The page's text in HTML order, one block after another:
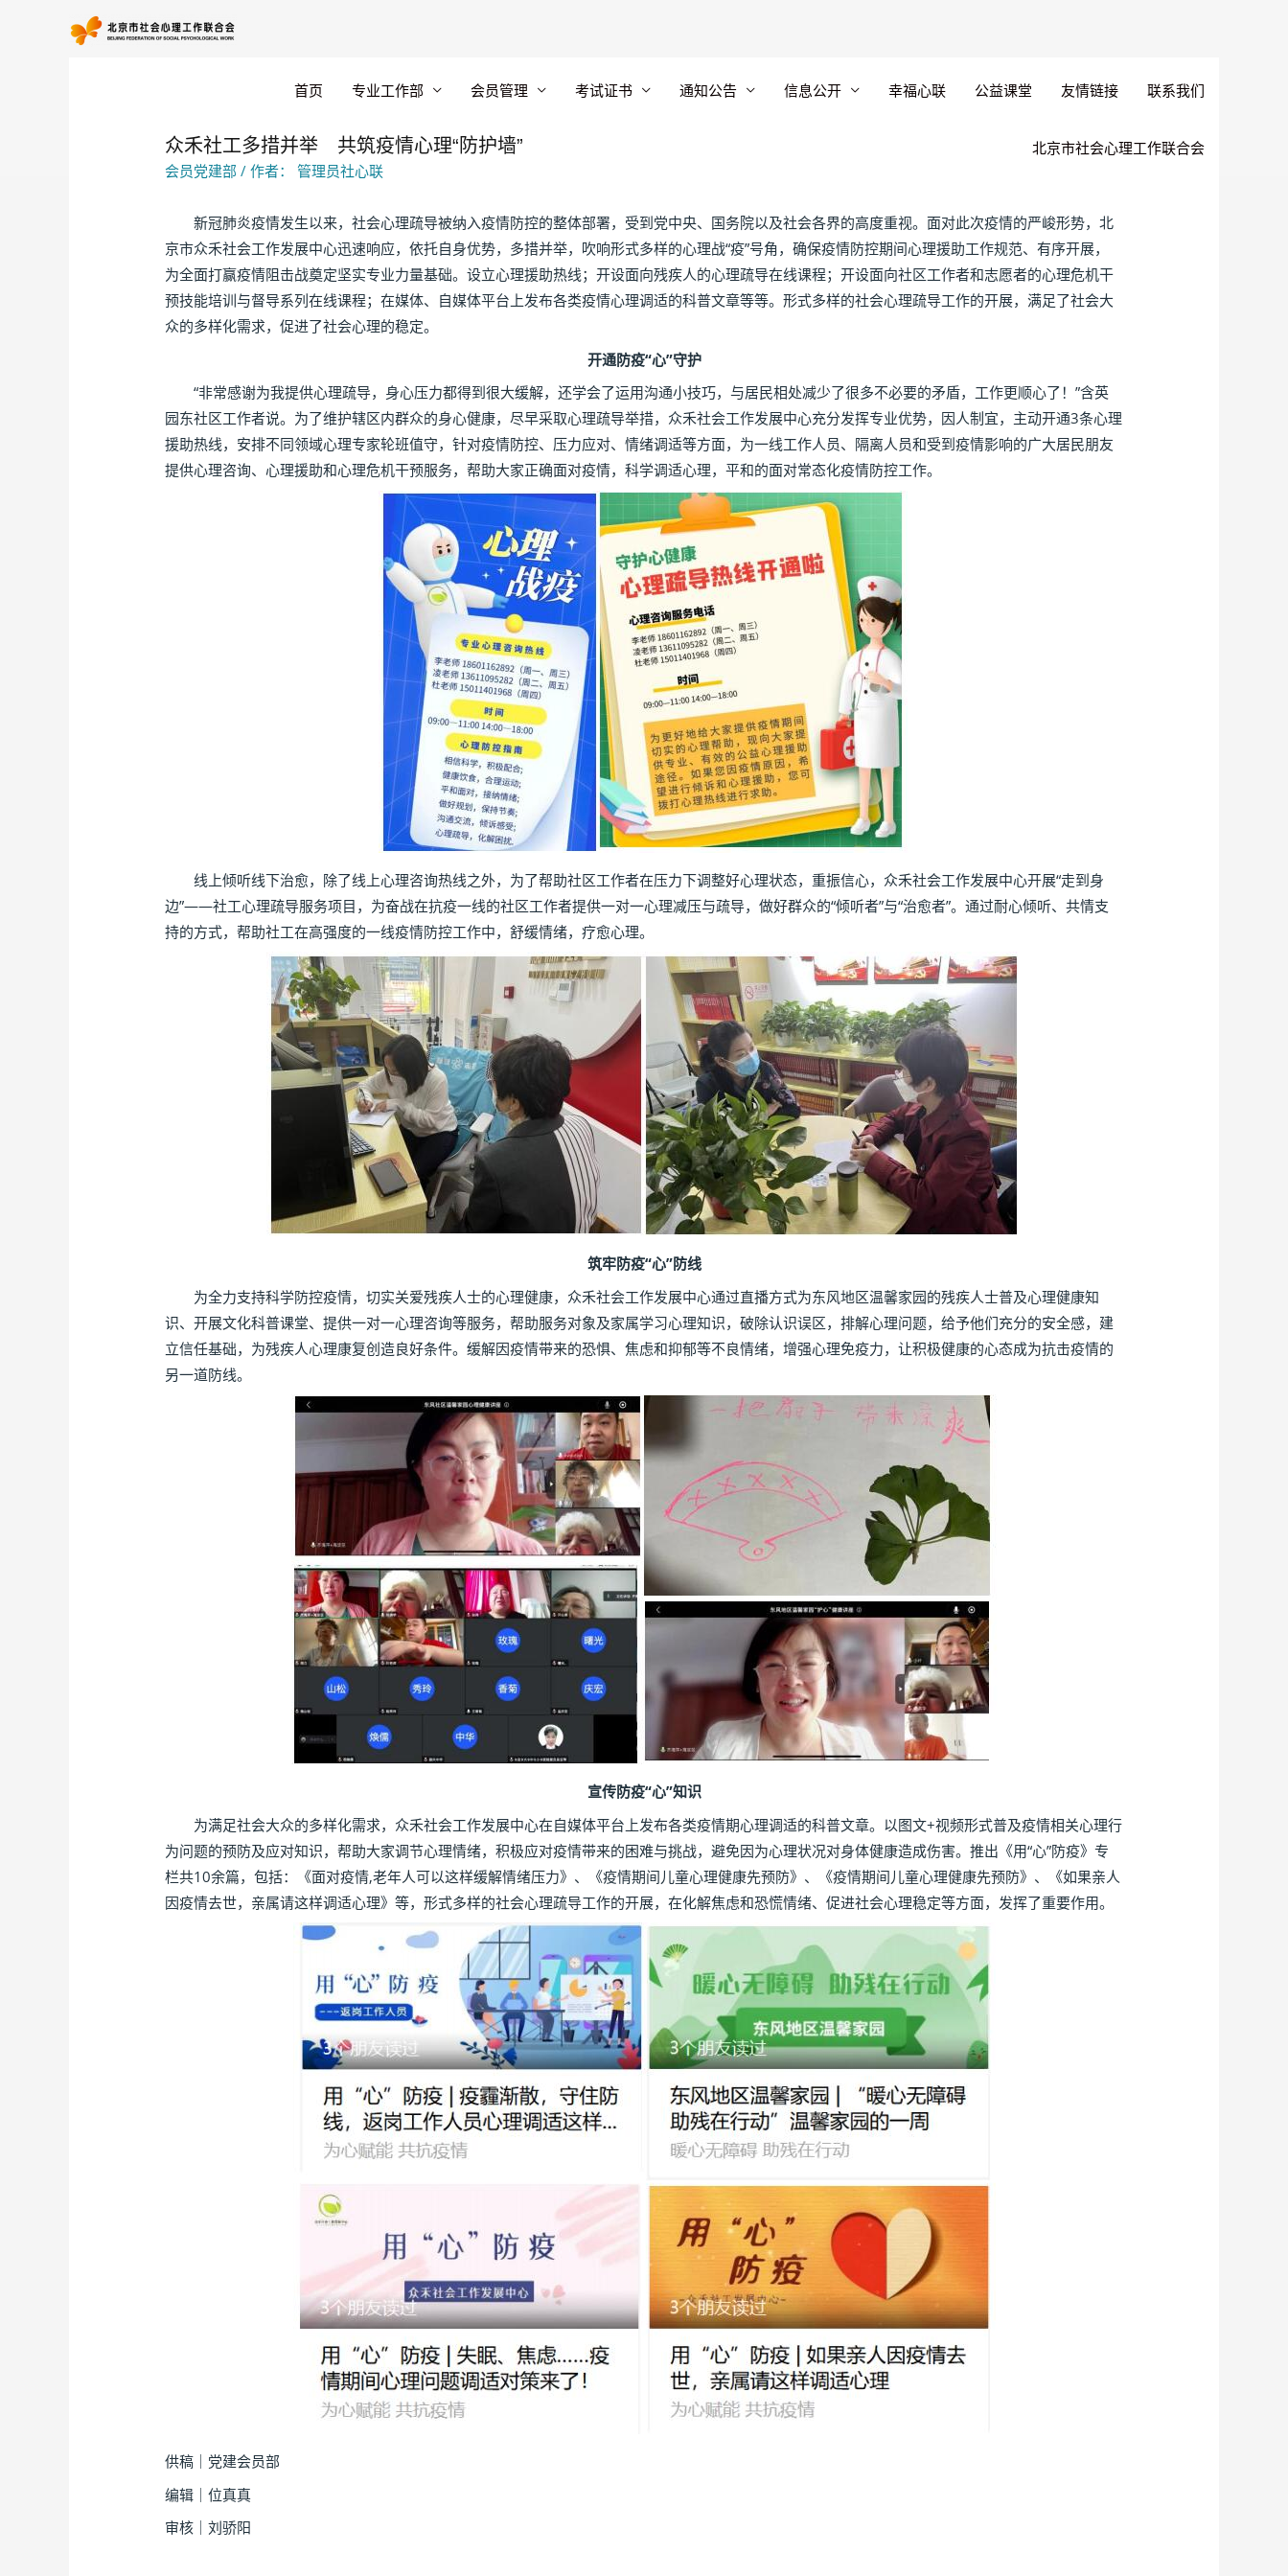
首页 专业工作部 会员管理 考试证书 通知公告 信息公开 幸福心联 公益课堂 友情链接 联系我们
北京市社会心理工作联合会
众禾社工多措并举 共筑疫情心理“防护墙”
会员党建部 / 作者： 管理员社心联
新冠肺炎疫情发生以来，社会心理疏导被纳入疫情防控的整体部署，受到党中央、国务院以及社会各界的高度重视。面对此次疫情的严峻形势，北
京市众禾社会工作发展中心迅速响应，依托自身优势，多措并举，吹响形式多样的心理战“疫”号角，确保疫情防控期间心理援助工作规范、有序开展，
为全面打赢疫情阻击战奠定坚实专业力量基础。设立心理援助热线；开设面向残疾人的心理疏导在线课程；开设面向社区工作者和志愿者的心理危机干
预技能培训与督导系列在线课程；在媒体、自媒体平台上发布各类疫情心理调适的科普文章等等。形式多样的社会心理疏导工作的开展，满足了社会大
众的多样化需求，促进了社会心理的稳定。
开通防疫“心”守护
“非常感谢为我提供心理疏导，身心压力都得到很大缓解，还学会了运用沟通小技巧，与居民相处减少了很多不必要的矛盾，工作更顺心了！”含英
园东社区工作者说。为了维护辖区内群众的身心健康，尽早采取心理疏导举措，众禾社会工作发展中心充分发挥专业优势，因人制宜，主动开通3条心理
援助热线，安排不同领域心理专家轮班值守，针对疫情防控、压力应对、情绪调适等方面，为一线工作人员、隔离人员和受到疫情影响的广大居民朋友
提供心理咨询、心理援助和心理危机干预服务，帮助大家正确面对疫情，科学调适心理，平和的面对常态化疫情防控工作。
线上倾听线下治愈，除了线上心理咨询热线之外，为了帮助社区工作者在压力下调整好心理状态，重振信心，众禾社会工作发展中心开展“走到身
边”——社工心理疏导服务项目，为奋战在抗疫一线的社区工作者提供一对一心理减压与疏导，做好群众的“倾听者”与“治愈者”。通过耐心倾听、共情支
持的方式，帮助社工在高强度的一线疫情防控工作中，舒缓情绪，疗愈心理。
筑牢防疫“心”防线
为全力支持科学防控疫情，切实关爱残疾人士的心理健康，众禾社会工作发展中心通过直播方式为东风地区温馨家园的残疾人士普及心理健康知
识、开展文化科普课堂、提供一对一心理咨询等服务，帮助服务对象及家属学习心理知识，破除认识误区，排解心理问题，给予他们充分的安全感，建
立信任基础，为残疾人心理康复创造良好条件。缓解因疫情带来的恐惧、焦虑和抑郁等不良情绪，增强心理免疫力，让积极健康的心态成为抗击疫情的
另一道防线。
宣传防疫“心”知识
为满足社会大众的多样化需求，众禾社会工作发展中心在自媒体平台上发布各类疫情期心理调适的科普文章。以图文+视频形式普及疫情相关心理行
为问题的预防及应对知识，帮助大家调节心理情绪，积极应对疫情带来的困难与挑战，避免因为心理状况对身体健康造成伤害。推出《用“心”防疫》专
栏共10余篇，包括：《面对疫情,老年人可以这样缓解情绪压力》、《疫情期间儿童心理健康先预防》、《疫情期间儿童心理健康先预防》、《如果亲人
因疫情去世，亲属请这样调适心理》等，形式多样的社会心理疏导工作的开展，在化解焦虑和恐慌情绪、促进社会心理稳定等方面，发挥了重要作用。
供稿｜党建会员部
编辑｜位真真
审核｜刘骄阳